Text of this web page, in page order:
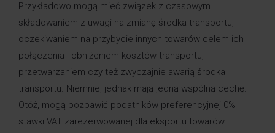
Przykładowo mogą mieć związek z czasowym
składowaniem z uwagi na zmianę środka transportu,
oczekiwaniem na przybycie innych towarów celem ich
połączenia i obniżeniem kosztów transportu,
przetwarzaniem czy też zwyczajnie awarią środka
transportu. Niemniej jednak mają jedną wspólną cechę.
Otóż, mogą pozbawić podatników preferencyjnej 0%
stawki VAT zarezerwowanej dla eksportu towarów.